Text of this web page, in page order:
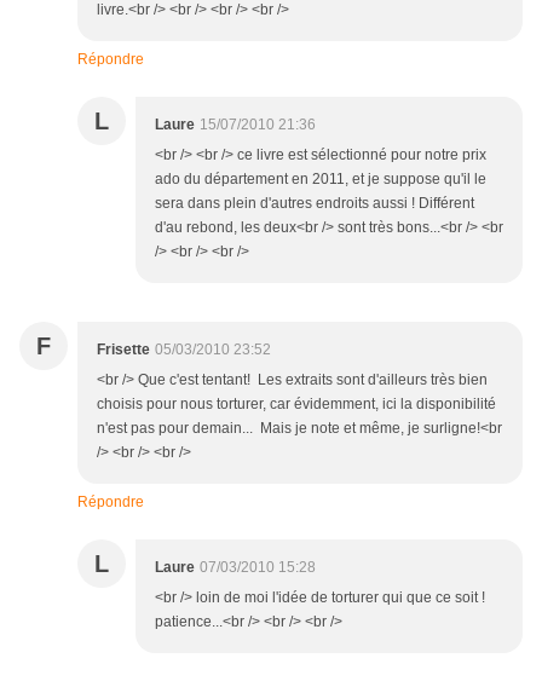
livre.<br /> <br /> <br /> <br />
Répondre
L Laure 15/07/2010 21:36
<br /> <br /> ce livre est sélectionné pour notre prix
ado du département en 2011, et je suppose qu'il le
sera dans plein d'autres endroits aussi ! Différent
d'au rebond, les deux<br /> sont très bons...<br /> <br
/> <br /> <br />
F Frisette 05/03/2010 23:52
<br /> Que c'est tentant! Les extraits sont d'ailleurs très bien
choisis pour nous torturer, car évidemment, ici la disponibilité
n'est pas pour demain... Mais je note et même, je surligne!<br
/> <br /> <br />
Répondre
L Laure 07/03/2010 15:28
<br /> loin de moi l'idée de torturer qui que ce soit !
patience...<br /> <br /> <br />